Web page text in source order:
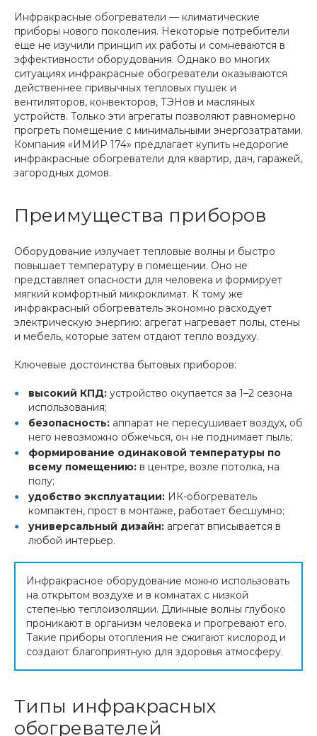
Инфракрасные обогреватели — климатические
приборы нового поколения. Некоторые потребители
еще не изучили принцип их работы и сомневаются в
эффективности оборудования. Однако во многих
ситуациях инфракрасные обогреватели оказываются
действеннее привычных тепловых пушек и
вентиляторов, конвекторов, ТЭНов и масляных
устройств. Только эти агрегаты позволяют равномерно
прогреть помещение с минимальными энергозатратами.
Компания «ИМИР 174» предлагает купить недорогие
инфракрасные обогреватели для квартир, дач, гаражей,
загородных домов.
Преимущества приборов
Оборудование излучает тепловые волны и быстро
повышает температуру в помещении. Оно не
представляет опасности для человека и формирует
мягкий комфортный микроклимат. К тому же
инфракрасный обогреватель экономно расходует
электрическую энергию: агрегат нагревает полы, стены
и мебель, которые затем отдают тепло воздуху.
Ключевые достоинства бытовых приборов:
высокий КПД: устройство окупается за 1–2 сезона
использования;
безопасность: аппарат не пересушивает воздух, об
него невозможно обжечься, он не поднимает пыль;
формирование одинаковой температуры по
всему помещению: в центре, возле потолка, на
полу;
удобство эксплуатации: ИК-обогреватель
компактен, прост в монтаже, работает бесшумно;
универсальный дизайн: агрегат вписывается в
любой интерьер.
Инфракрасное оборудование можно использовать
на открытом воздухе и в комнатах с низкой
степенью теплоизоляции. Длинные волны глубоко
проникают в организм человека и прогревают его.
Такие приборы отопления не сжигают кислород и
создают благоприятную для здоровья атмосферу.
Типы инфракрасных
обогревателей